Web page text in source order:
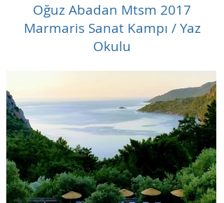
Oğuz Abadan Mtsm 2017
Marmaris Sanat Kampı / Yaz
Okulu